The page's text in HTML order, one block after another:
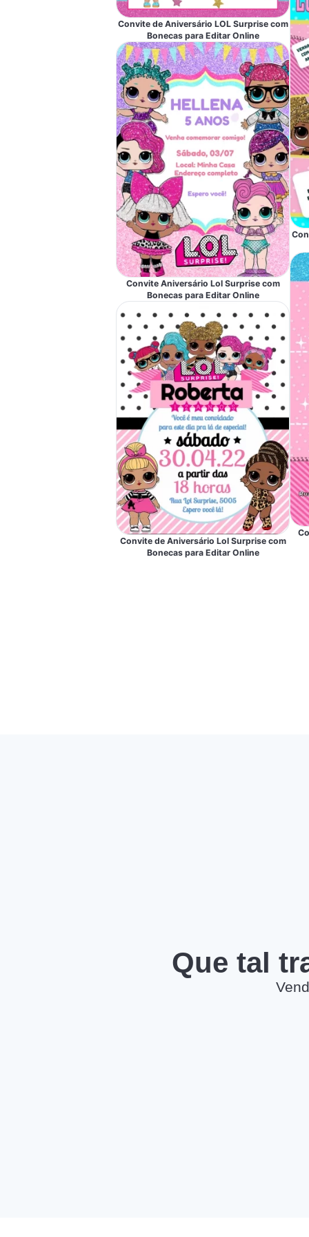
Convite de Aniversário LOL Surprise com
Bonecas para Editar Online
Convite Aniversário Lol Surprise com
Bonecas para Editar Online
Convite de Aniversário Lol Surprise com
Bonecas para Editar Online
Que tal